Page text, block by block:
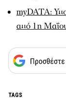
myDATA:
από 1η
TAGS